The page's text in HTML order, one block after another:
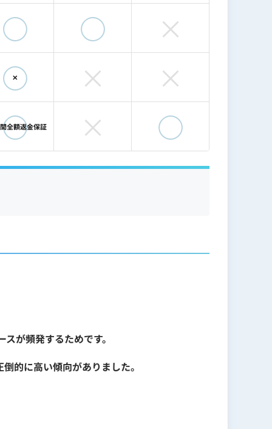
◯ ◯
×
◯
✕ ×
×
◯
全額返金保証 × ◯
が頻発するためです。
的に高い傾向がありました。